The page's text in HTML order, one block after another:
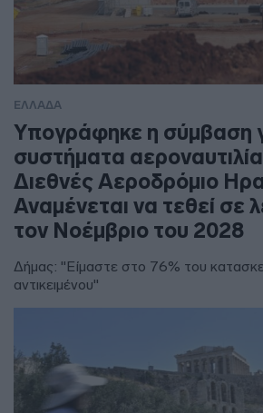
ΕΛΛΑΔΑ
Υπογράφηκε η σύμβαση
συστήματα
Διεθνές Αεροδρόμιο
Αναμένεται να τεθεί σε
τον Νοέμβριο του 2028
Δήμας: "Είμαστε στο 76% του
αντικειμένου"